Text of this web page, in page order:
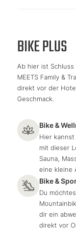
BIKE PLUS
Ab hier ist Schluss
MEETS Family &
direkt vor der
Geschmack.
Bike &
Hier
mit dieser
Sauna,
eine kleine
Bike &
Du
dir ein
direkt vor